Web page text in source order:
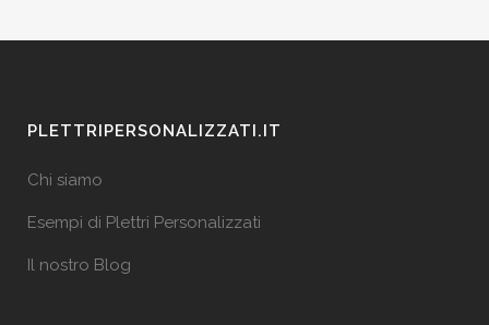
PLETTRIPERSONALIZZATI.IT
Chi siamo
Esempi di Plettri Personalizzati
Il nostro Blog